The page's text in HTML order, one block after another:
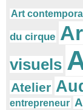
Art
du cirque
visuels
Atelier
entrepreneur